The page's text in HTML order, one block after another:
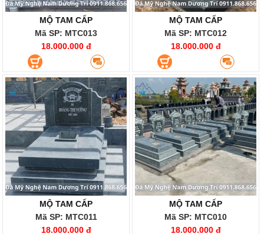
MỘ TAM CẤP
Mã SP: MTC013
18.000.000 đ
MỘ TAM CẤP
Mã SP: MTC012
18.000.000 đ
MỘ TAM CẤP
Mã SP: MTC011
18.000.000 đ
MỘ TAM CẤP
Mã SP: MTC010
18.000.000 đ